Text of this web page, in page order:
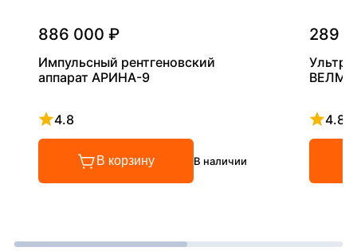
886 000 ₽
Импульсный рентгеновский
аппарат АРИНА-9
4.8
Рейтинг 4.8 из 5
В корзину В наличии
289
4.8